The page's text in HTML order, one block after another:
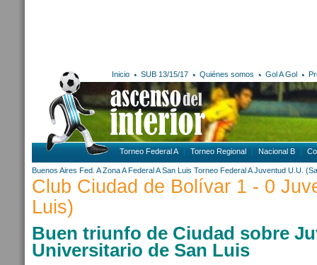
Inicio SUB 13/15/17 Quiénes somos Gol A Gol
Torneo Federal A Torneo Regional Nacional B
Buenos Aires Fed. A Zona A Federal A San Luis Torneo Federal A Juventud U.U.
Club Ciudad de Bolívar 1 - 0
Luis)
Buen triunfo de Ciudad sobre
Universitario de San Luis